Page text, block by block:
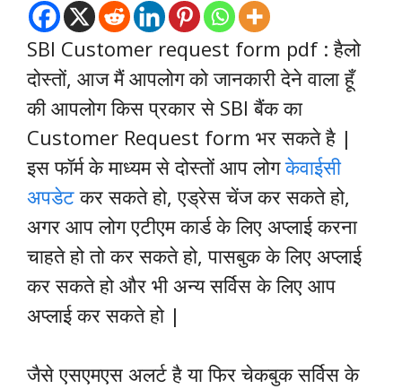
SBI Customer request form pdf : हैलो
दोस्तों, आज मैं आपलोग को जानकारी देने वाला हूँ
की आपलोग किस प्रकार से SBI बैंक का
Customer Request form भर सकते है |
इस फॉर्म के माध्यम से दोस्तों आप लोगकेवाईसी
अपडेटकर सकते हो, एड्रेस चेंज कर सकते हो,
अगर आप लोग एटीएम कार्ड के लिए अप्लाई करना
चाहते हो तो कर सकते हो, पासबुक के लिए अप्लाई
कर सकते हो और भी अन्य सर्विस के लिए आप
अप्लाई कर सकते हो |
जैसे एसएमएस अलर्ट है या फिर चेकबुक सर्विस के